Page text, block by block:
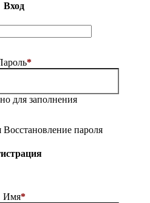
Вход
*
для заполнения
Восстановление пароля
Имя*